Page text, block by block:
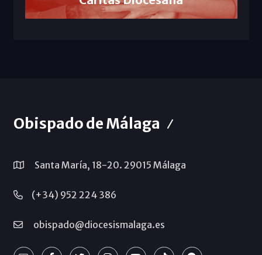
Obispado de Málaga
Santa María, 18-20. 29015 Málaga
(+34) 952 224 386
obispado@diocesismalaga.es